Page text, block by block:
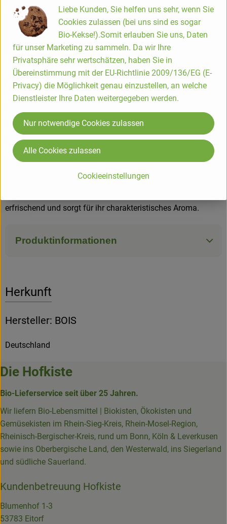
Steinobst oder cremigen Speisen kombinieren.
Kleine Kochhilfe – passt besonders gut für:
Müsli und Porridge
Joghurt und Quark
Obstsalate
Desserts und Kuchen
Marmeladen und Gelees
frische Sommergetränke
Wissenswert:
Johannisbeeren wachsen in langen Fruchttrauben an
Sträuchern und gehören zu den klassischen Sommerbeeren.
vor dem Verzehr oder der Weiterverarbeitung von den Rispen
erfrischend und sorgt für ihr charakteristisches Aroma.
Produktinformationen
Herkunft
Hersteller: BOIS
Deutschland
Die Hofkiste
Bio-Lieferservice seit über 25 Jahren.
Wir liefern Bio-Lebensmittel | Biokisten, Ökokisten und
Gemüsekisten im Rhein-Sieg-Kreis, Rhein-Mosel-Region,
Rheinisch-Bergischer-Kreis, rund um Bonn, Köln & Leverkusen
sowie ins Oberbergische Land, den Westerwald, ins Siegerland
und südliche Sauerland.
Kundenbetreuung Hofkiste
Blumenhof 1-3
53783 Eitorf
Liebe Kunden, Sie helfen uns sehr, wenn Sie
Cookies zulassen (bei uns sind es sogar
Bio-Kekse!).Somit erlauben Sie uns, Daten
für unser Marketing zu sammeln. Da wir Ihre
Privatsphäre sehr wertschätzen, haben Sie in
Übereinstimmung mit der EU-Richtlinie 2009/136/EG (E-
Privacy) die Möglichkeit genau einzustellen, an welche
Dienstleister Ihre Daten weitergegeben werden.
Cookieeinstellungen
Nur notwendige Cookies zulassen
Alle Cookies zulassen